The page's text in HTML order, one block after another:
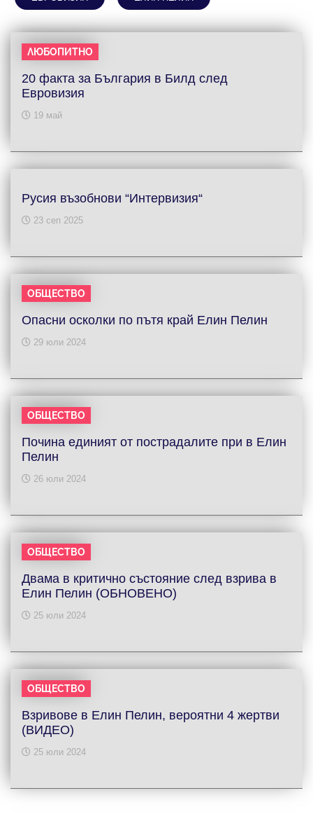
ЛЮБОПИТНО
20 факта за България в Билд след
Евровизия
19 май
Русия възобнови “Интервизия“
23 сеп 2025
ОБЩЕСТВО
Опасни осколки по пътя край Елин Пелин
29 юли 2024
ОБЩЕСТВО
Почина единият от пострадалите при в Елин
Пелин
26 юли 2024
ОБЩЕСТВО
Двама в критично състояние след взрива в
Елин Пелин (ОБНОВЕНО)
25 юли 2024
ОБЩЕСТВО
Взривове в Елин Пелин, вероятни 4 жертви
(ВИДЕО)
25 юли 2024